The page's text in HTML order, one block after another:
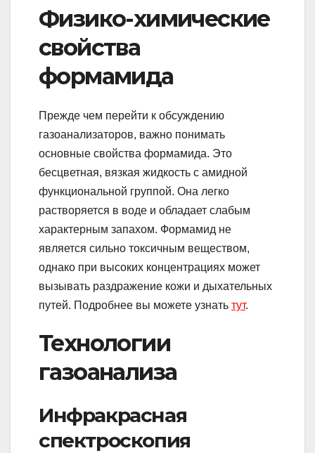
Физико-химические
свойства
формамида
Прежде чем перейти к обсуждению
газоанализаторов, важно понимать
основные свойства формамида. Это
бесцветная, вязкая жидкость с амидной
функциональной группой. Она легко
растворяется в воде и обладает слабым
характерным запахом. Формамид не
является сильно токсичным веществом,
однако при высоких концентрациях может
вызывать раздражение кожи и дыхательных
путей. Подробнее вы можете узнать тут.
Технологии
газоанализа
Инфракрасная
спектроскопия